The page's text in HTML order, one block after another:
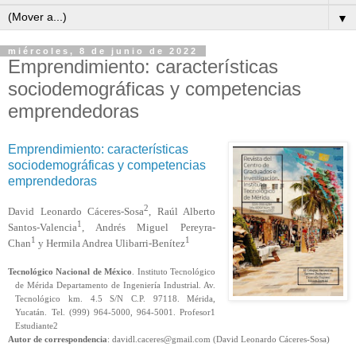
▼
miércoles, 8 de junio de 2022
Emprendimiento: características
sociodemográficas y competencias
emprendedoras
Emprendimiento: características
sociodemográficas y competencias
emprendedoras
David Leonardo Cáceres-Sosa2, Raúl Alberto
Santos-Valencia1 , Andrés Miguel Pereyra-
Chan1 y Hermila Andrea Ulibarri-Benítez1
Tecnológico Nacional de México
. Instituto Tecnológico
de Mérida Departamento de Ingeniería Industrial. Av.
Tecnológico km. 4.5 S/N C.P. 97118. Mérida,
Yucatán. Tel. (999) 964-5000, 964-5001. Profesor1
Estudiante2
Autor de correspondencia: davidl.caceres@gmail.com (David Leonardo Cáceres-Sosa)